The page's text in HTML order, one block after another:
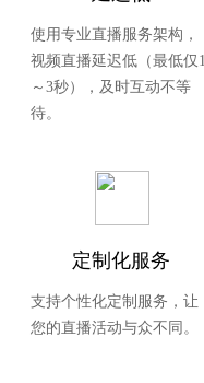
使用专业直播服务架构，
视频直播延迟低（最低仅1
～3秒），及时互动不等
待。
定制化服务
支持个性化定制服务，让
您的直播活动与众不同。